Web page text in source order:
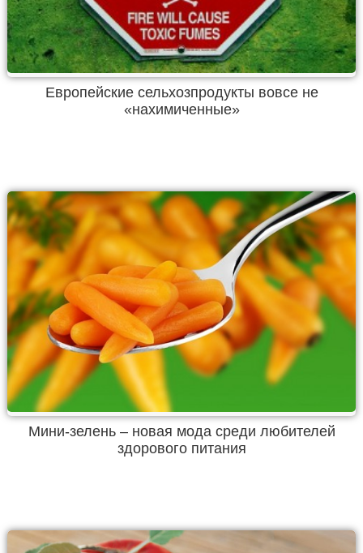
Европейские сельхозпродукты вовсе не
«нахимиченные»
Мини-зелень – новая мода среди любителей
здорового питания